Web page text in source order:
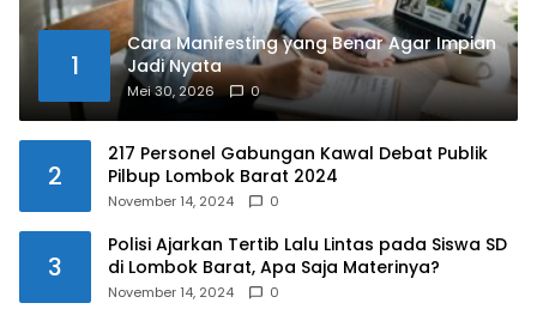
1
Cara Manifesting yang Benar Agar Impian
Jadi Nyata
Mei 30, 2026 0
2
217 Personel Gabungan Kawal Debat Publik
Pilbup Lombok Barat 2024
November 14, 2024 0
3
Polisi Ajarkan Tertib Lalu Lintas pada Siswa SD
di Lombok Barat, Apa Saja Materinya?
November 14, 2024 0